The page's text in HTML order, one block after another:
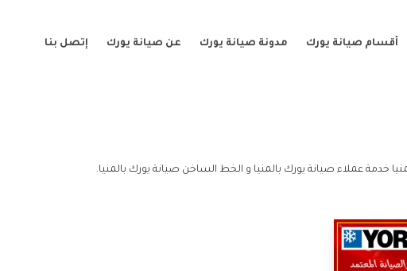
أقسام صيانة يورك مدونة صيانة يورك عن صيانة يورك إتصل بنا
خدمة عملاء صيانة يورك بالمنيا و الخط الساخن صيانة يورك بالمنيا.